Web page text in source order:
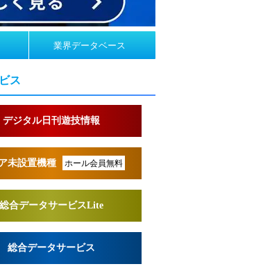
業界データベース
ス
デジタル日刊遊技情報
未設置機種 ホール会員無料
総合データサービスLite
総合データサービス